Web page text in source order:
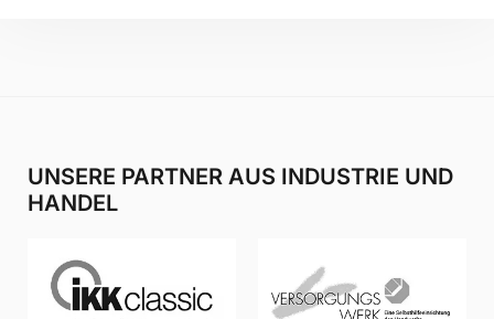
i
UNSERE PARTNER AUS INDUSTRIE UND
HANDEL